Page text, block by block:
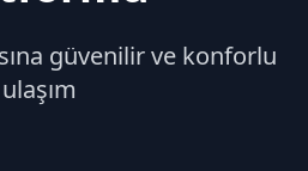
güvenilir ve konforlu
ulaşım